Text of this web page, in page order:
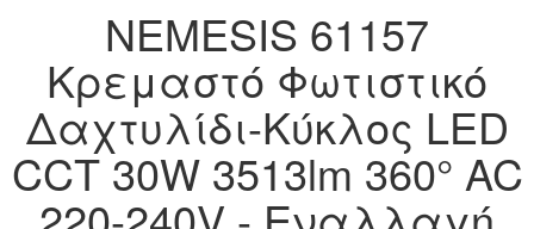
NEMESIS 61157
Κρεμαστό Φωτιστικό
Δαχτυλίδι-Κύκλος LED
CCT 30W 3513lm 360° AC